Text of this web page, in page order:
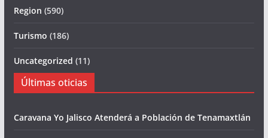
Region (590)
Turismo (186)
Uncategorized (11)
Últimas oticias
Caravana Yo Jalisco Atenderá a Población de Tenamaxtlán